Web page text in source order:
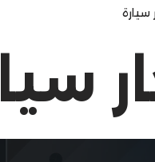
سيارة